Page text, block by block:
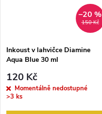
150 Kč
–20 %
Inkoust v lahvičce Diamine
Aqua Blue 30 ml
120 Kč
Momentálně nedostupné
>3 ks